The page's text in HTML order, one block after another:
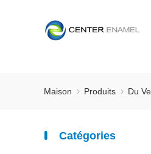
Maison Produits Du
Catégories